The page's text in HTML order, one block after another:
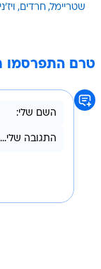
שטריימל חרדים
טרם התפרסמו